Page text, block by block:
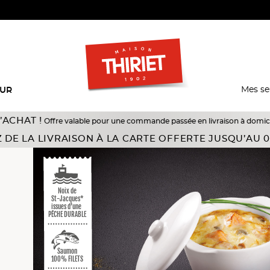
Mes
valable pour une commande passée en livraison à domicile du 18/
DE LA LIVRAISON À LA CARTE OFFERTE JUSQU’AU
Noix de
St-Jacques*
issues d’une
PÊCHE DURABLE
Saumon
100% FILETS